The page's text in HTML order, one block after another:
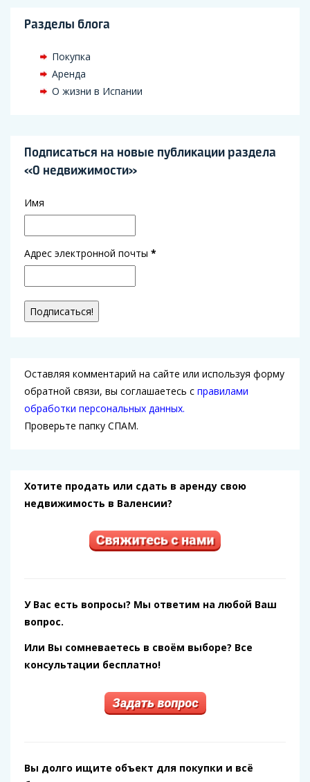
Разделы блога
Покупка
Аренда
О жизни в Испании
Подписаться на новые публикации раздела
«О недвижимости»
Имя
Адрес электронной почты *
Оставляя комментарий на сайте или используя форму
обратной связи, вы соглашаетесь с правилами
обработки персональных данных.
Проверьте папку СПАМ.
Хотите продать или сдать в аренду свою
недвижимость в Валенсии?
У Вас есть вопросы? Мы ответим на любой Ваш
вопрос.
Или Вы сомневаетесь в своём выборе? Все
консультации бесплатно!
Вы долго ищите объект для покупки и всё